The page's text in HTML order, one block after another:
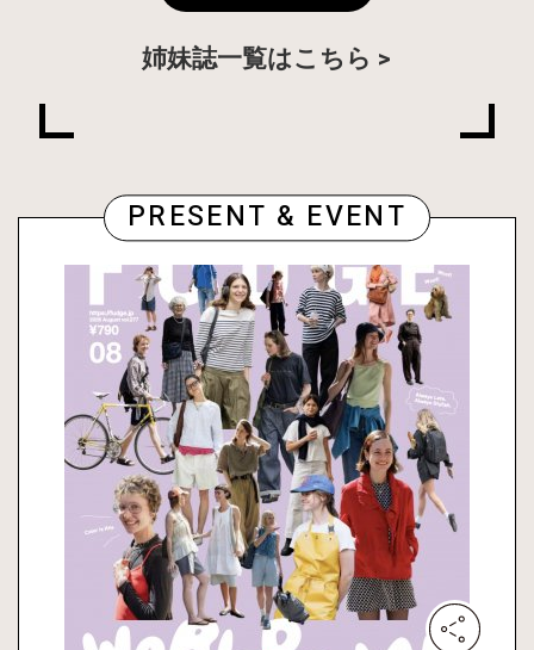
姉妹誌一覧はこちら
PRESENT & EVENT